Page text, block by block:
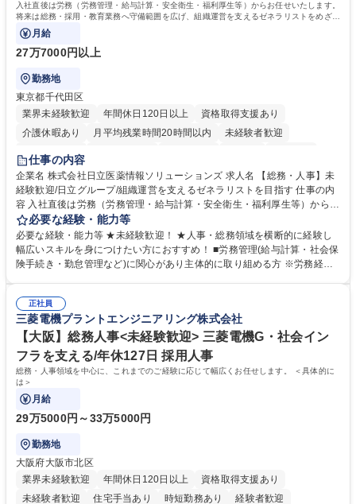
入社直後は労務（労務管理・給与計算・安全衛生・福利厚生等）からお任せいたします。
将来は総務・採用・教育業務へ守備範囲を広げ、組織運営を支えるゼネラリストをめざせ
ます。
月給
27万7000円以上
勤務地
東京都千代田区
業界未経験歓迎
年間休日120日以上
資格取得支援あり
介護休暇あり
月平均残業時間20時間以内
未経験者歓迎
住宅手当あり
育休あり
完全週休2日制 交通費支給 土日祝休み 寮・社宅あり
仕事の内容
企業名 株式会社日立医薬情報ソリューションズ 求人名 【総務・人事】未
経験歓迎/日立グループ/組織運営を支えるゼネラリストを目指す 仕事の内
容 入社直後は労務（労務管理・給与計算・安全衛生・福利厚生等）からお
任せいたします。将来は総務・採用・教育業務へ守備範囲を広げ、組織運
営を支えるゼネラリストをめざせます。 ・初期業務：労働時間管理、給与
計算、社会保険対応、福利厚生管理、安全衛生、健康経営推進等をお任せ
します。ご経験に応じて、休職者管理など、幅広く経験を積んでいただき
幅広く経験を積みたい意欲がある方に最適な環境です。 募集職種 【総
務・人事】未経験歓迎/日立グループ/組織運営を支えるゼネラリストを目
指す
必要な経験・能力等
必要な経験・能力等 ★未経験歓迎！ ★人事・総務領域を横断的に経験し
幅広いスキルを身につけたい方におすすめ！ ■労務管理(給与計算・社会保
険手続き・勤怠管理など)に関心があり主体的に取り組める方 ※労務経験
のご経験 ■労務管理（給与計算・社会保険手続き・勤怠管理など）の経験
■衛生管理者の資格をお持ちの方 学歴・資格 学歴：大学院 大学 高専 短大
専修学校 高校 語学力： 資格：
正社員
三菱電機プラントエンジニアリング株式会社
【大阪】総務人事<未経験歓迎> 三菱電機G・社会イン
フラを支える/年休127日 採用人事
総務・人事領域を中心に、これまでのご経験に応じて幅広くお任せします。 ＜具体的に
は＞
月給
29万5000円～33万5000円
勤務地
大阪府大阪市北区
業界未経験歓迎
年間休日120日以上
資格取得支援あり
未経験者歓迎
住宅手当あり 時短勤務あり
経験者歓迎